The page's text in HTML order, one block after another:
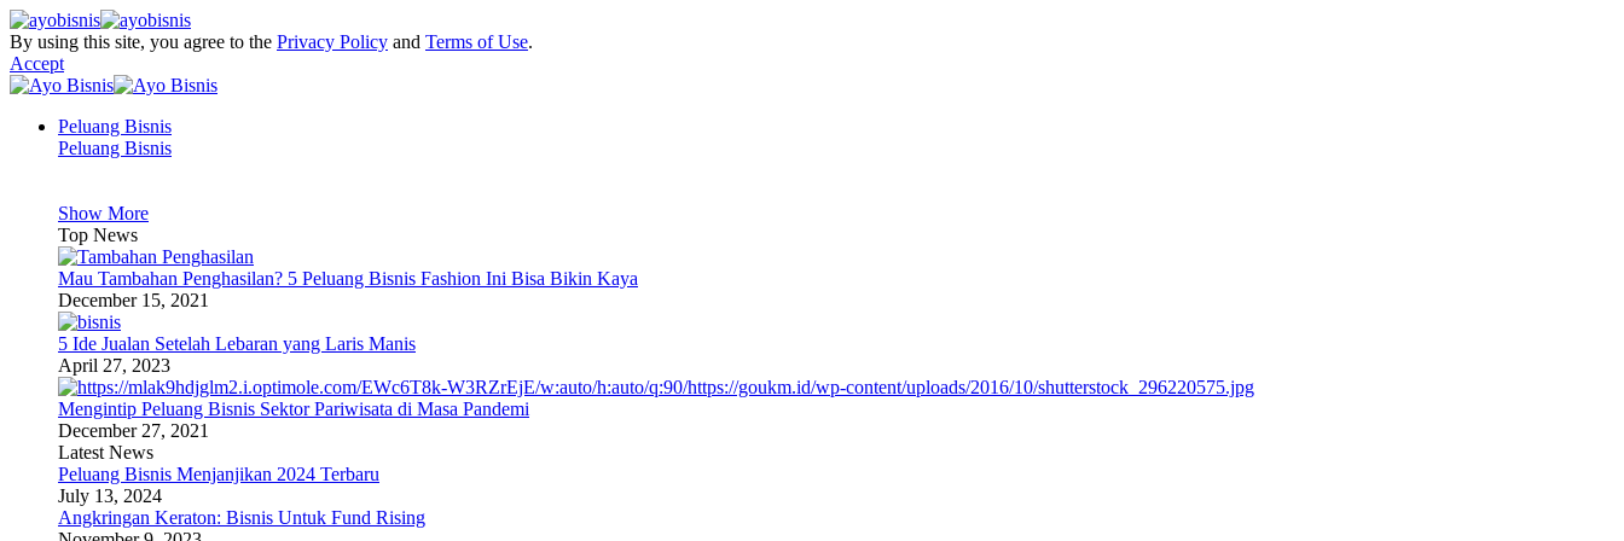
By using this site, you agree to the Privacy Policy and Terms of Use.
Accept
Peluang Bisnis
Peluang Bisnis
Show More
Top News
Mau Tambahan Penghasilan? 5 Peluang Bisnis Fashion Ini Bisa Bikin Kaya
December 15, 2021
5 Ide Jualan Setelah Lebaran yang Laris Manis
April 27, 2023
Mengintip Peluang Bisnis Sektor Pariwisata di Masa Pandemi
December 27, 2021
Latest News
Peluang Bisnis Menjanjikan 2024 Terbaru
July 13, 2024
Angkringan Keraton: Bisnis Untuk Fund Rising